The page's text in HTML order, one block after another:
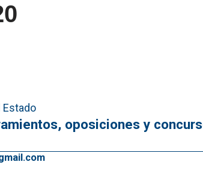
Estado
oposiciones y